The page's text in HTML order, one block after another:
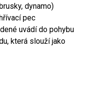
dynamo)
pec
uvádí do pohybu
která slouží jako